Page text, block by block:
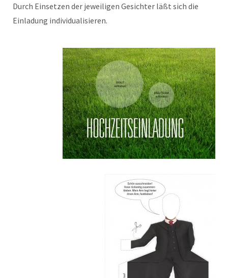
Durch Einsetzen der jeweiligen Gesichter läßt sich die
Einladung individualisieren.